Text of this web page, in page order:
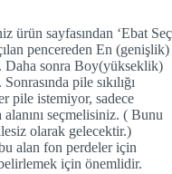
ürün sayfasından ‘Ebat Seç
pencereden En (genişlik)
Daha sonra Boy(yükseklik)
pile sıkılığı
pile istemiyor, sadece
seçmelisiniz. ( Bunu
olarak gelecektir.)
alan fon perdeler için
için önemlidir.